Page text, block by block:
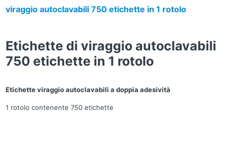
viraggio autoclavabili 750 etichette in 1 rotolo
Etichette di viraggio autoclavabili
750 etichette in 1 rotolo
Etichette viraggio autoclavabili a doppia adesività
1 rotolo contenente 750 etichette